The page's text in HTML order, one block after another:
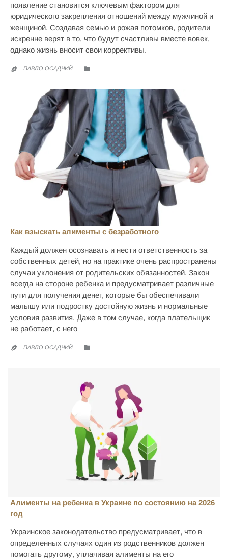
появление становится ключевым фактором для
юридического закрепления отношений между мужчиной и
женщиной. Создавая семью и рожая потомков, родители
искренне верят в то, что будут счастливы вместе вовек,
однако жизнь вносит свои коррективы.
 ПАВЛО ОСАДЧИЙ 
Как взыскать алименты с безработного
Каждый должен осознавать и нести ответственность за
собственных детей, но на практике очень распространены
случаи уклонения от родительских обязанностей. Закон
всегда на стороне ребенка и предусматривает различные
пути для получения денег, которые бы обеспечивали
малышу или подростку достойную жизнь и нормальные
условия развития. Даже в том случае, когда плательщик
не работает, с него
 ПАВЛО ОСАДЧИЙ 
Алименты на ребенка в Украине по состоянию на 2026
год
Украинское законодательство предусматривает, что в
определенных случаях один из родственников должен
помогать другому, уплачивая алименты на его